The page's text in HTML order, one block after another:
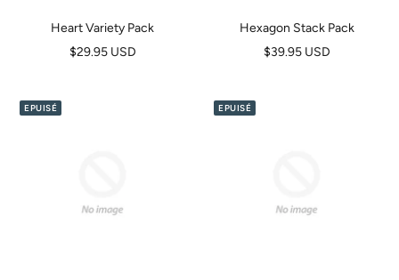
Heart Variety Pack
Prix
$29.95 USD
Hexagon Stack Pack
Prix
$39.95 USD
EPUISÉ EPUISÉ